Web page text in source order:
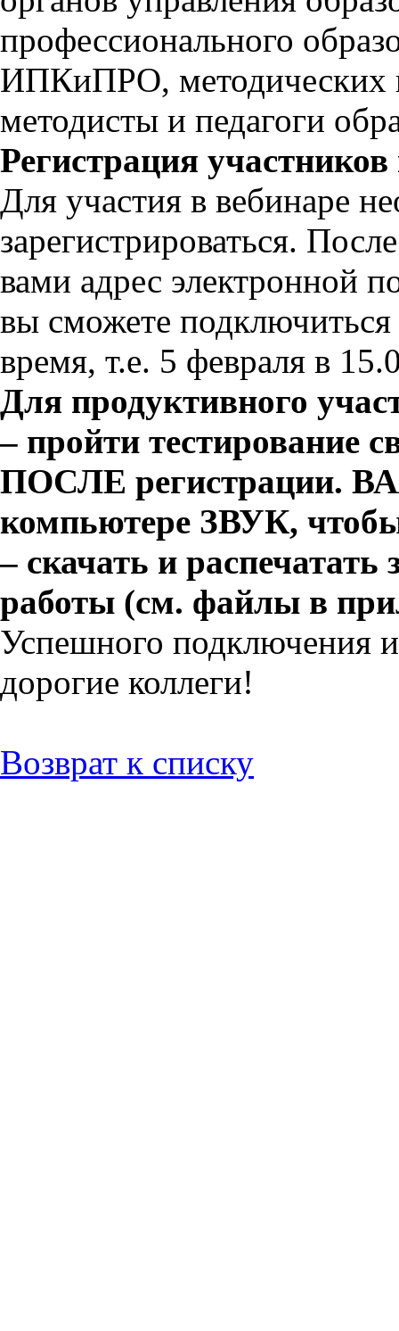
профессионального
ИПКиПРО, методических
методисты и педагоги
Регистрация
Для участия в вебинаре
зарегистрироваться.
вами адрес электронной
вы сможете подключиться
время, т.е. 5 февраля в
Для продуктивного
– пройти тестирование
ПОСЛЕ регистрации.
компьютере ЗВУК,
– скачать и
работы (см. файлы в
Успешного подключения
дорогие коллеги!
Возврат к списку